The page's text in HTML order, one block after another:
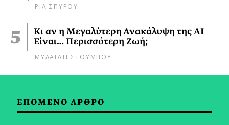
ΡΙΑ ΣΠΥΡΟΥ
Κι αν η Μεγαλύτερη Ανακάλυψη της AI
Είναι… Περισσότερη Ζωή;
ΜΥΛΑΙΔΗ ΣΤΟΥΜΠΟΥ
ΕΠΟΜΕΝΟ ΑΡΘΡΟ